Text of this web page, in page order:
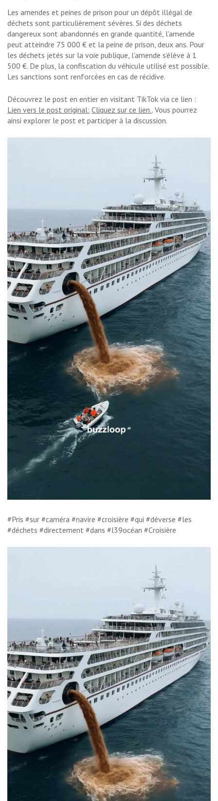
Les amendes et peines de prison pour un dépôt illégal de
déchets sont particulièrement sévères. Si des déchets
dangereux sont abandonnés en grande quantité, l’amende
peut atteindre 75 000 € et la peine de prison, deux ans. Pour
les déchets jetés sur la voie publique, l’amende s’élève à 1
500 €. De plus, la confiscation du véhicule utilisé est possible.
Les sanctions sont renforcées en cas de récidive.
Découvrez le post en entier en visitant TikTok via ce lien :
Lien vers le post original: Cliquez sur ce lien.. Vous pourrez
ainsi explorer le post et participer à la discussion.
#Pris #sur #caméra #navire #croisière #qui #déverse #les
#déchets #directement #dans #l39océan #Croisière